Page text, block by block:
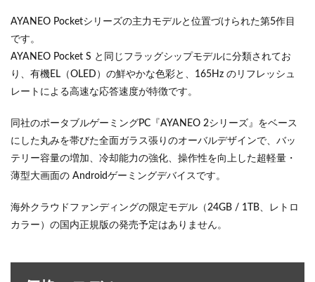
AYANEO Pocketシリーズの主力モデルと位置づけられた第5作目
です。
AYANEO Pocket S と同じフラッグシップモデルに分類されてお
り、有機EL（OLED）の鮮やかな色彩と、165Hz のリフレッシュ
レートによる高速な応答速度が特徴です。
同社のポータブルゲーミングPC『AYANEO 2シリーズ』をベース
にした丸みを帯びた全面ガラス張りのオーバルデザインで、バッ
テリー容量の増加、冷却能力の強化、操作性を向上した超軽量・
薄型大画面の Androidゲーミングデバイスです。
海外クラウドファンディングの限定モデル（24GB / 1TB、レトロ
カラー）の国内正規版の発売予定はありません。